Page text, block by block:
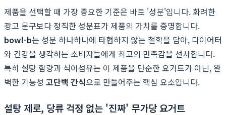
제품을 선택할 때 가장 중요한 기준은 바로 '성분'입니다. 화려한
광고 문구보다 정직한 성분표가 제품의 가치를 증명합니다.
bowl-b는 성분 하나하나에 타협하지 않는 철학을 담아, 다이어터
와 건강을 생각하는 소비자들에게 최고의 만족감을 선사합니다.
특히 설탕 함량과 식이섬유는 이 제품을 단순한 요거트가 아닌, 완
벽한 기능성 고단백 간식으로 만들어주는 핵심 요소입니다.
설탕 제로, 당류 걱정 없는 '진짜' 무가당 요거트